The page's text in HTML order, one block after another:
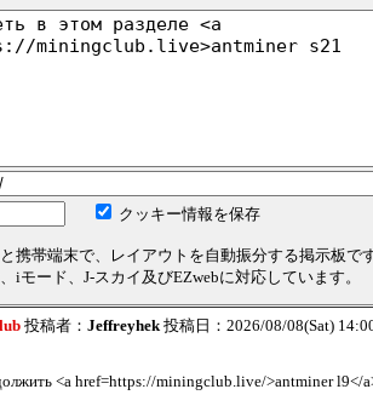
クッキー情報を保存
携帯端末で、レイアウトを自動振分する掲示板で
iモード、J-スカイ及びEZwebに対応しています。
投稿者： Jeffreyhek投稿日：2026/08/08(Sat)
<a href=https://miningclub.live/>antminer l9</